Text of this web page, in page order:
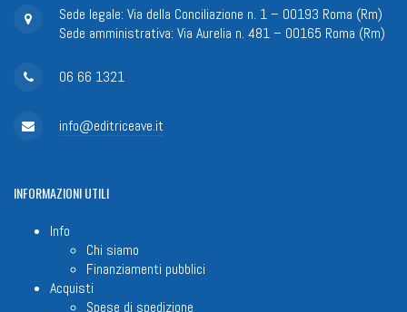
Sede legale: Via della Conciliazione n. 1 – 00193 Roma (Rm)
Sede amministrativa: Via Aurelia n. 481 – 00165 Roma (Rm)
06 66 1321
info@editriceave.it
INFORMAZIONIUTILI
Info
Chi siamo
Finanziamenti pubblici
Acquisti
Spese di spedizione